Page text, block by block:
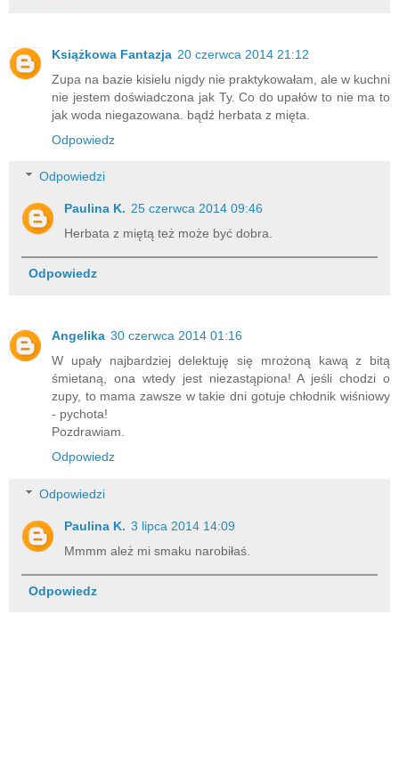
Książkowa Fantazja 20 czerwca 2014 21:12
Zupa na bazie kisielu nigdy nie praktykowałam, ale w kuchni
nie jestem doświadczona jak Ty. Co do upałów to nie ma to
jak woda niegazowana. bądź herbata z mięta.
Odpowiedz
Odpowiedzi
Paulina K. 25 czerwca 2014 09:46
Herbata z miętą też może być dobra.
Odpowiedz
Angelika 30 czerwca 2014 01:16
W upały najbardziej delektuję się mrożoną kawą z bitą
śmietaną, ona wtedy jest niezastąpiona! A jeśli chodzi o
zupy, to mama zawsze w takie dni gotuje chłodnik wiśniowy
- pychota!
Pozdrawiam.
Odpowiedz
Odpowiedzi
Paulina K. 3 lipca 2014 14:09
Mmmm ależ mi smaku narobiłaś.
Odpowiedz